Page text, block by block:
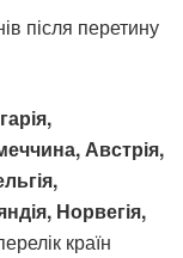
після перетину
Австрія,
Норвегія,
країн